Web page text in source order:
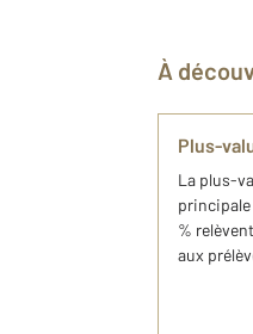
À
Plus-
La plus-
principale
%
aux